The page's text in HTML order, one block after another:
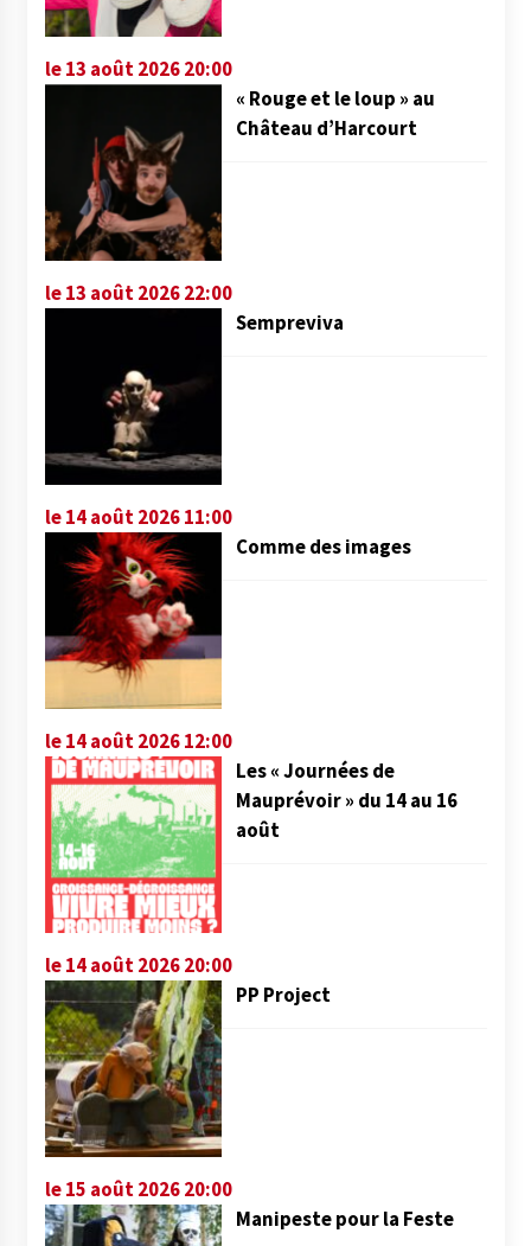
le 13 août 2026 20:00
« Rouge et le loup » au
Château d’Harcourt
le 13 août 2026 22:00
Sempreviva
le 14 août 2026 11:00
Comme des images
le 14 août 2026 12:00
Les « Journées de
Mauprévoir » du 14 au 16
août
le 14 août 2026 20:00
PP Project
le 15 août 2026 20:00
Manipeste pour la Feste